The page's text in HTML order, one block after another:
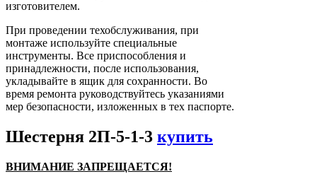
изготовителем.
При проведении техобслуживания, при
монтаже используйте специальные
инструменты. Все приспособления и
принадлежности, после использования,
укладывайте в ящик для сохранности. Во
время ремонта руководствуйтесь указаниями
мер безопасности, изложенных в тех паспорте.
Шестерня 2П-5-1-3 купить
ВНИМАНИЕ ЗАПРЕЩАЕТСЯ!